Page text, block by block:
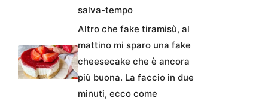
salva-tempo
Altro che fake tiramisù, al
mattino mi sparo una fake
cheesecake che è ancora
più buona. La faccio in due
minuti, ecco come